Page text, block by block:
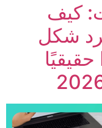
شكل